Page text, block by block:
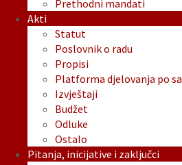
Prethodni mandati
Akti
Statut
Poslovnik o radu
Propisi
Platforma djelovanja po
Izvještaji
Budžet
Odluke
Ostalo
Pitanja, inicijative i zaključci